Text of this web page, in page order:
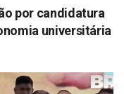
por candidatura
universitária